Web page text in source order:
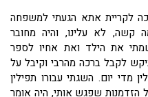
לקריית אתא הגעתי למשפחה
לא עלינו, והיה מחובר
את הילד ואת אחיו לספר
לקבל ברכה מהרבי וקיבל על
מדי יום. השגתי עבורו תפילין
הזדמנות שפגש אותי, היה אומר